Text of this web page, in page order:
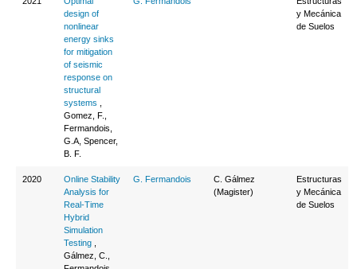
design of
nonlinear
energy sinks
for mitigation
of seismic
response on
structural
systems
Gomez, F.,
Fermandois,
G.A, Spencer,
B. F.
y Mecánica
de Suelos
2020
Online Stability
Analysis for
Real-Time
Hybrid
Simulation
Testing
Gálmez, C.,
G. Fermandois
C. Gálmez
(Magister)
Estructuras
y Mecánica
de Suelos